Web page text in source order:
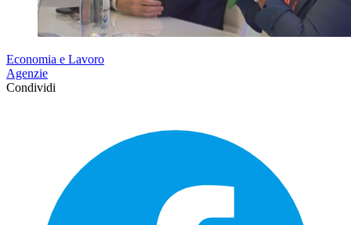
Economia e Lavoro
Agenzie
Condividi